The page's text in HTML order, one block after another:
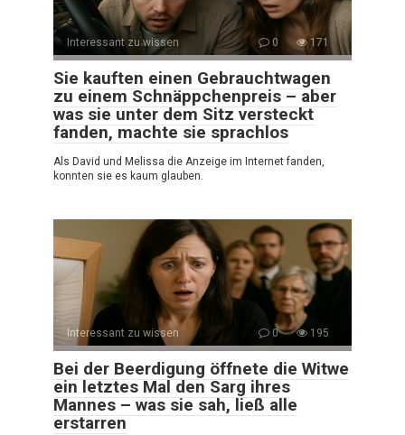
Interessant zu wissen 0 171
Sie kauften einen Gebrauchtwagen
zu einem Schnäppchenpreis – aber
was sie unter dem Sitz versteckt
fanden, machte sie sprachlos
Als David und Melissa die Anzeige im Internet fanden,
konnten sie es kaum glauben.
Interessant zu wissen 0 195
Bei der Beerdigung öffnete die Witwe
ein letztes Mal den Sarg ihres
Mannes – was sie sah, ließ alle
erstarren